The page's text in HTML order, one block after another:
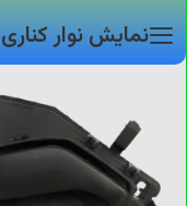
نمایش نوار کناری